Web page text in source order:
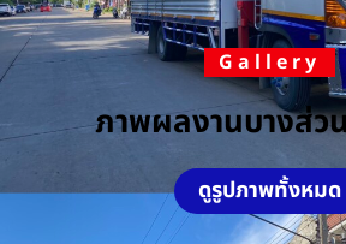
Gallery
ภาพผลงานบางส่ว
ดูรูปภาพทั้งหมด